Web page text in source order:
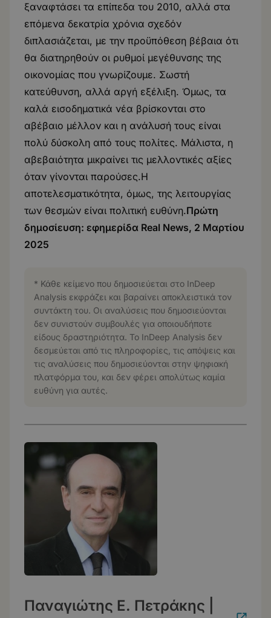
ξαναφτάσει τα επίπεδα του 2010, αλλά στα
επόμενα δεκατρία χρόνια σχεδόν
διπλασιάζεται, με την προϋπόθεση βέβαια ότι
θα διατηρηθούν οι ρυθμοί μεγέθυνσης της
οικονομίας που γνωρίζουμε. Σωστή
κατεύθυνση, αλλά αργή εξέλιξη. Όμως, τα
καλά εισοδηματικά νέα βρίσκονται στο
αβέβαιο μέλλον και η ανάλυσή τους είναι
πολύ δύσκολη από τους πολίτες. Μάλιστα, η
αβεβαιότητα μικραίνει τις μελλοντικές αξίες
όταν γίνονται παρούσες.Η
αποτελεσματικότητα, όμως, της λειτουργίας
των θεσμών είναι πολιτική ευθύνη.Πρώτη
δημοσίευση: εφημερίδα Real News, 2 Μαρτίου
2025
* Κάθε κείμενο που δημοσιεύεται στο InDeep
Analysis εκφράζει και βαραίνει αποκλειστικά τον
συντάκτη του. Οι αναλύσεις που δημοσιεύονται
δεν συνιστούν συμβουλές για οποιουδήποτε
είδους δραστηριότητα. Το InDeep Analysis δεν
δεσμεύεται από τις πληροφορίες, τις απόψεις και
τις αναλύσεις που δημοσιεύονται στην ψηφιακή
πλατφόρμα του, και δεν φέρει απολύτως καμία
ευθύνη για αυτές.
Παναγιώτης Ε. Πετράκης |